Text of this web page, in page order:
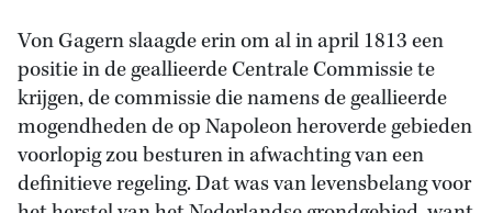
Von Gagern slaagde erin om al in april 1813 een
positie in de geallieerde Centrale Commissie te
krijgen, de commissie die namens de geallieerde
mogendheden de op Napoleon heroverde gebieden
voorlopig zou besturen in afwachting van een
definitieve regeling. Dat was van levensbelang voor